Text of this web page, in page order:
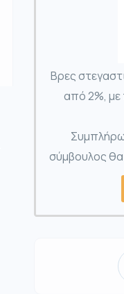
Βρες
από 2%,
σύμβουλος θα